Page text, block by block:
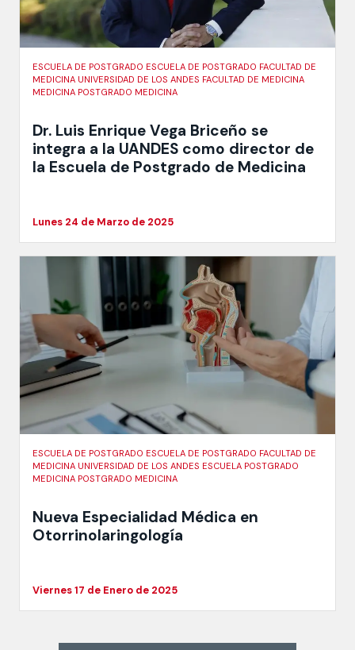
ESCUELA DE POSTGRADO ESCUELA DE POSTGRADO FACULTAD DE
MEDICINA UNIVERSIDAD DE LOS ANDES FACULTAD DE MEDICINA
MEDICINA POSTGRADO MEDICINA
Dr. Luis Enrique Vega Briceño se
integra a la UANDES como director de
la Escuela de Postgrado de Medicina
Lunes 24 de Marzo de 2025
ESCUELA DE POSTGRADO ESCUELA DE POSTGRADO FACULTAD DE
MEDICINA UNIVERSIDAD DE LOS ANDES ESCUELA POSTGRADO
MEDICINA POSTGRADO MEDICINA
Nueva Especialidad Médica en
Otorrinolaringología
Viernes 17 de Enero de 2025